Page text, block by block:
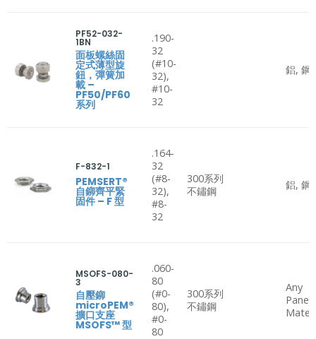
PF52-032-
1BN
面板螺絲固
定式薄型旋
鈕，彈簧加
載 –
PF50/PF60
系列
.190-
32
(#10-
32),
#10-
32
鋁, 鋼
F-832-1
PEMSERT®
自鉚齊平緊
固件 – F 型
.164-
32
(#8-
32),
#8-
32
300系列
不鏽鋼
鋁, 鋼
MSOFS-080-
3
自壓鉚
microPEM®
擴口支座
MSOFS™ 型
.060-
80
(#0-
80),
#0-
80
300系列
不鏽鋼
Any
Panel